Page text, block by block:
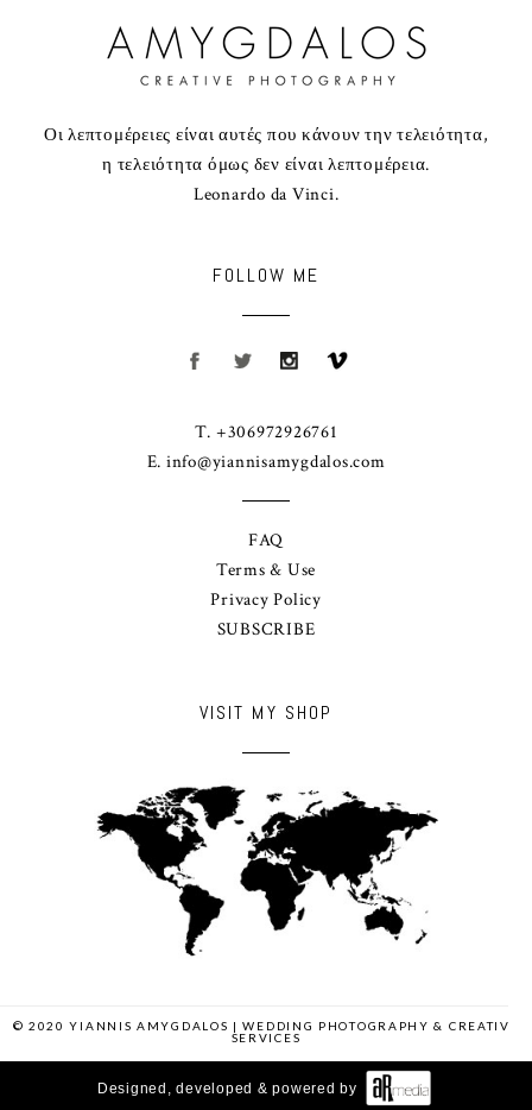
VISIT MY SHOP
Οι λεπτομέρειες είναι αυτές που κάνουν την τελειότητα,
η τελειότητα όμως δεν είναι λεπτομέρεια.
Leonardo da Vinci.
FOLLOW ME
T. +306972926761
E. info@yiannisamygdalos.com
FAQ
Terms & Use
Privacy Policy
SUBSCRIBE
© 2020 YIANNIS AMYGDALOS | WEDDING PHOTOGRAPHY & CREATIVE
SERVICES
Designed, developed & powered by